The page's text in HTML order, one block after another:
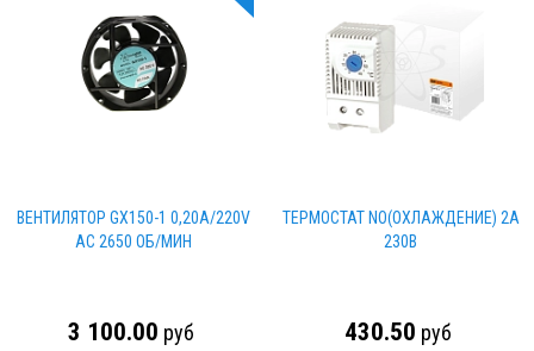
ВЕНТИЛЯТОР GX150-1 0,20А/220V
AC 2650 ОБ/МИН
3 100.00 руб
ТЕРМОСТАТ NO(ОХЛАЖДЕНИЕ) 2А
230В
430.50 руб